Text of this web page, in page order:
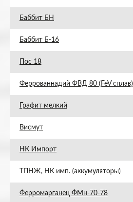
Баббит БН
Баббит Б-16
Пос 18
Феррованнадий ФВД 80 (FeV сплав)
Графит мелкий
Висмут
НК Импорт
ТПНЖ, НК имп. (аккумуляторы)
Ферромарганец ФМн-70-78